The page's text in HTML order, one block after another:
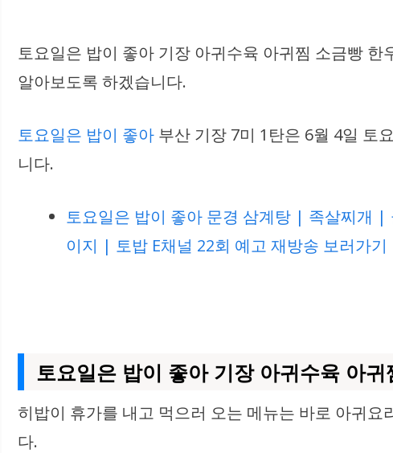
토요일은 밥이 좋아 기장 아귀수육 아귀찜 소금빵
알아보도록 하겠습니다.
토요일은 밥이 좋아 부산 기장 7미 1탄은 6월 4일 토
니다.
토요일은 밥이 좋아 문경 삼계탕 | 족살찌개
이지 | 토밥 E채널 22회 예고 재방송 보러가기
토요일은 밥이 좋아 기장 아귀수육 아귀
히밥이 휴가를 내고 먹으러 오는 메뉴는 바로 아귀
다.